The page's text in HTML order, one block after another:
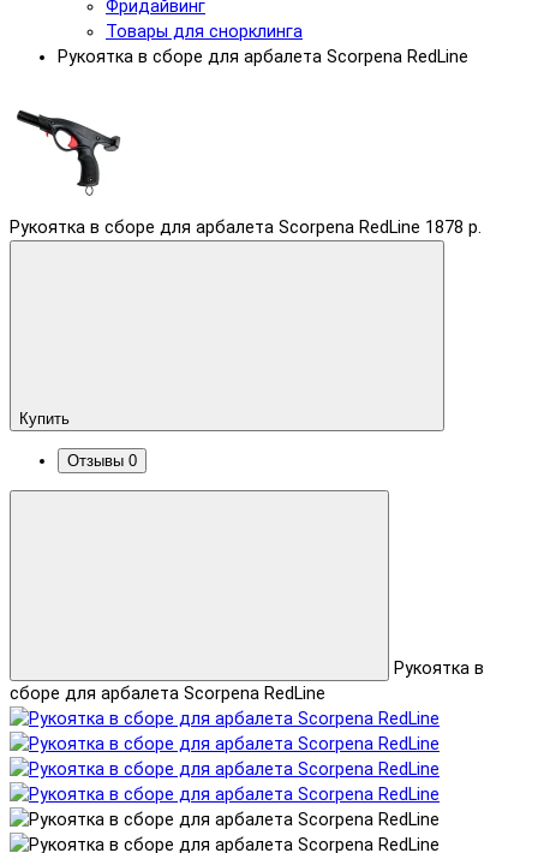
Фридайвинг
Товары для снорклинга
Рукоятка в сборе для арбалета Scorpena RedLine
Рукоятка в сборе для арбалета Scorpena RedLine 1878 р.
Купить
Отзывы 0
Рукоятка в
сборе для арбалета Scorpena RedLine